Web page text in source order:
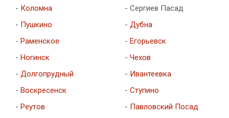
- Коломна
- Сергиев Пасад
- Пушкино
- Раменское
- Ногинск
- Долгопрудный
- Воскресенск
- Реутов
- Дубна
- Егорьевск
- Чехов
- Ивантеевка
- Ступино
- Павловский Посад